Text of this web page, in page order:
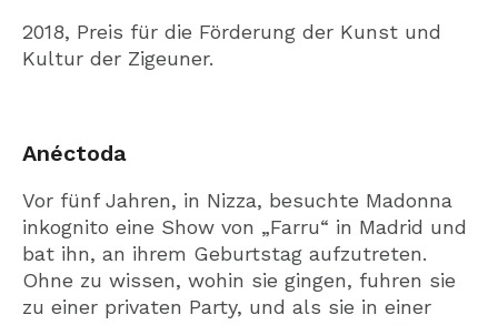
2018, Preis für die Förderung der Kunst und
Kultur der Zigeuner.
Anéctoda
Vor fünf Jahren, in Nizza, besuchte Madonna
inkognito eine Show von „Farru“ in Madrid und
bat ihn, an ihrem Geburtstag aufzutreten.
Ohne zu wissen, wohin sie gingen, fuhren sie
zu einer privaten Party, und als sie in einer